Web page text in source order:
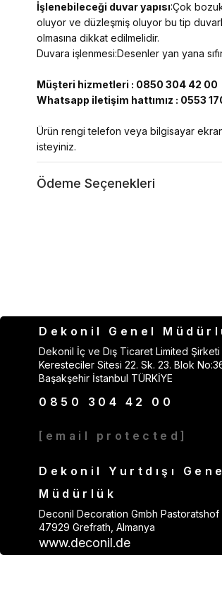
İşlenebileceği duvar yapısı:Çok
oluyor ve düzleşmiş oluyor bu tip
olmasına dikkat edilmelidir.
Duvara işlenmesi:Desenler yan yana
Müşteri hizmetleri : 0850 304 42 00
Whatsapp iletişim hattımız : 0553
Ürün rengi telefon veya bilgisayar
isteyiniz.
Ödeme Seçenekleri
Dekonil Genel
Dekonil İç ve Dış Ticaret Limited Şirketi
Keresteciler Sitesi 22. Sk. 23. Blok
Başakşehir İstanbul TÜRKİYE
0850 304 42 00
[email protected]
Dekonil Yurtdışı
Müdürlük
Deconil Decoration Gmbh Pastoratshof
47929 Grefrath, Almanya
www.deconil.de